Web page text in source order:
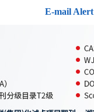
E-mail Alert